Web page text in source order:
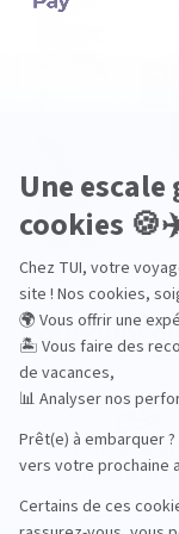
Pourquoi
TUI,
tourisme